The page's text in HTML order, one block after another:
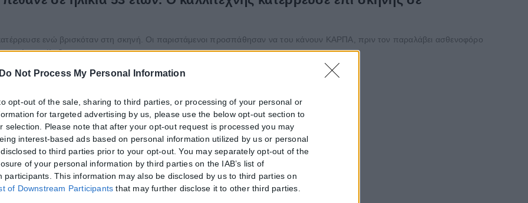
Do Not Process My Personal Information
opt-out of the sale, sharing to third parties, or processing of your personal or
for targeted advertising by us, please use the below opt-out section to
selection. Please note that after your opt-out request is processed you may
interest-based ads based on personal information utilized by us or personal
to third parties prior to your opt-out. You may separately opt-out of the
of your personal information by third parties on the IAB’s list of
participants. This information may also be disclosed by us to third parties on
of Downstream Participants that may further disclose it to other third parties.
ενώ βρισκόταν στη σκηνή. Οι παριστάμενοι προσπάθησαν να του κάνουν ΚΑΡΠΑ, πριν τον παραλάβει ασθενοφόρο
κατέληξε.